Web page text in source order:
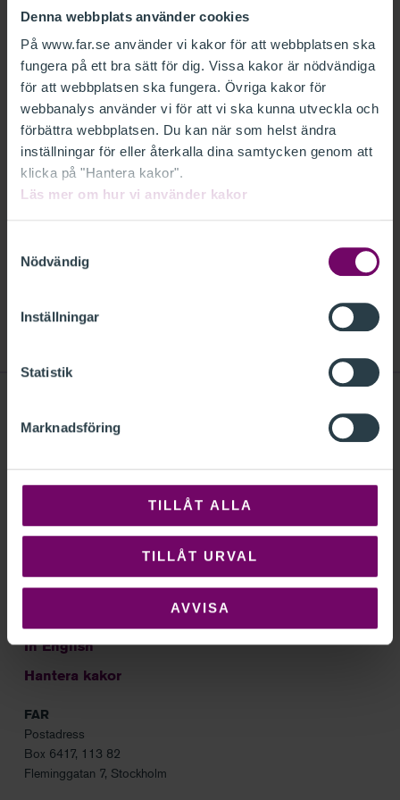
Denna webbplats använder cookies
På www.far.se använder vi kakor för att webbplatsen ska
fungera på ett bra sätt för dig. Vissa kakor är nödvändiga
för att webbplatsen ska fungera. Övriga kakor för
webbanalys använder vi för att vi ska kunna utveckla och
förbättra webbplatsen. Du kan när som helst ändra
inställningar för eller återkalla dina samtycken genom att
klicka på "Hantera kakor".
Läs mer om hur vi använder kakor
Nödvändig
Inställningar
Statistik
Marknadsföring
TILLÅT ALLA
TILLÅT URVAL
AVVISA
FAR har erbjudits tillfälle att lämna
synpunkter över Justitiedepartementets
remiss Uppskjutande av kravet på att
hållbarhetsrapportera för vissa företag
(Ju2025/000624). FAR vill med anledning
av detta anföra följande.
PÅ ATT HÅLLBARHETSRAPPORTERA FÖR VISSA
Sök
Kontakt
Nyhetsbrev
In English
Hantera kakor
FAR
Postadress
Box 6417, 113 82
Fleminggatan 7, Stockholm